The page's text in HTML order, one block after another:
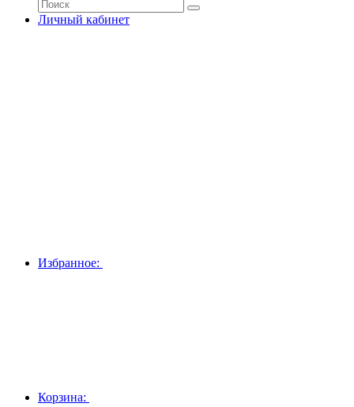
Личный кабинет
Избранное:
Корзина: